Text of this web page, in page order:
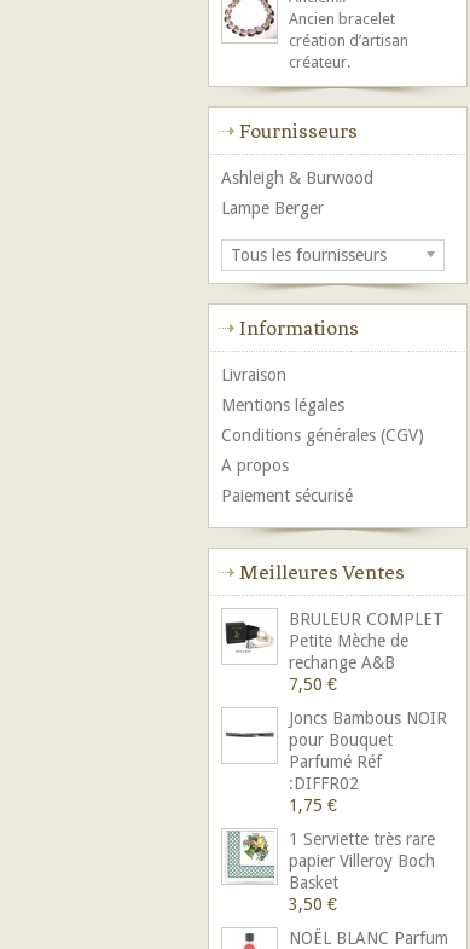
Ancien bracelet
création d’artisan
créateur.
Fournisseurs
Ashleigh & Burwood
Lampe Berger
Tous les fournisseurs
Informations
Livraison
Mentions légales
Conditions générales (CGV)
A propos
Paiement sécurisé
Meilleures Ventes
BRULEUR COMPLET
Petite Mèche de
rechange A&B
7,50 €
Joncs Bambous NOIR
pour Bouquet
Parfumé Réf
:DIFFR02
1,75 €
1 Serviette très rare
papier Villeroy Boch
Basket
3,50 €
NOËL BLANC Parfum